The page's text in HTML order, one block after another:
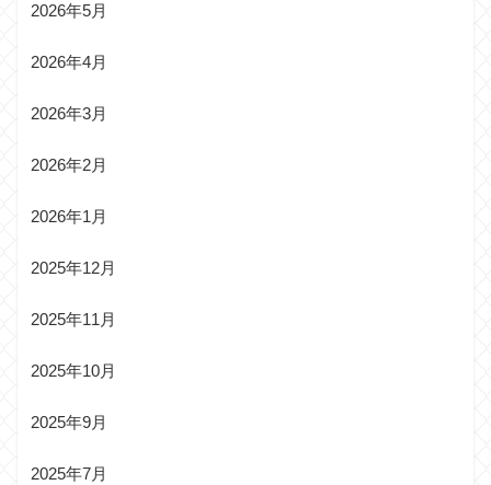
2026年5月
2026年4月
2026年3月
2026年2月
2026年1月
2025年12月
2025年11月
2025年10月
2025年9月
2025年7月